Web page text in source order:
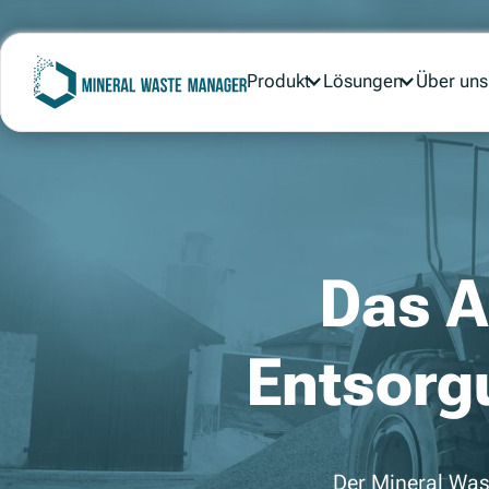
Produkt Lösungen Über uns
Produkt Lösungen Über uns
Das
Der Mineral